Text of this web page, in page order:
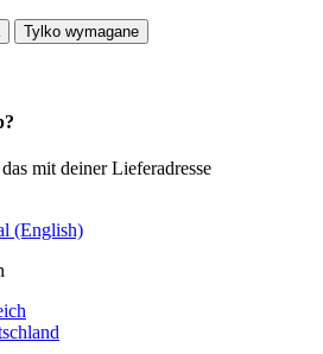
Tylko wymagane
das mit deiner Lieferadresse
(English)